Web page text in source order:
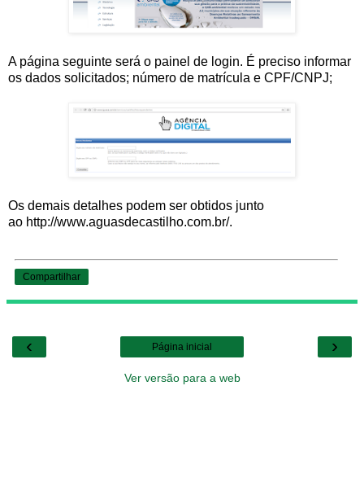
A página seguinte será o painel de login. É preciso informar
os dados solicitados; número de matrícula e CPF/CNPJ;
Os demais detalhes podem ser obtidos junto
ao http://www.aguasdecastilho.com.br/.
Compartilhar
‹ ›
Página inicial
Ver versão para a web